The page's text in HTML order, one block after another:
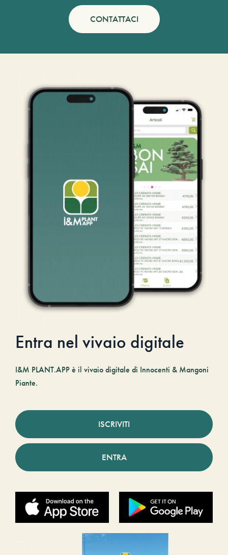
CONTATTACI
Entra nel vivaio digitale
I&M PLANT.APP è il vivaio digitale di Innocenti & Mangoni
Piante.
ISCRIVITI
ENTRA